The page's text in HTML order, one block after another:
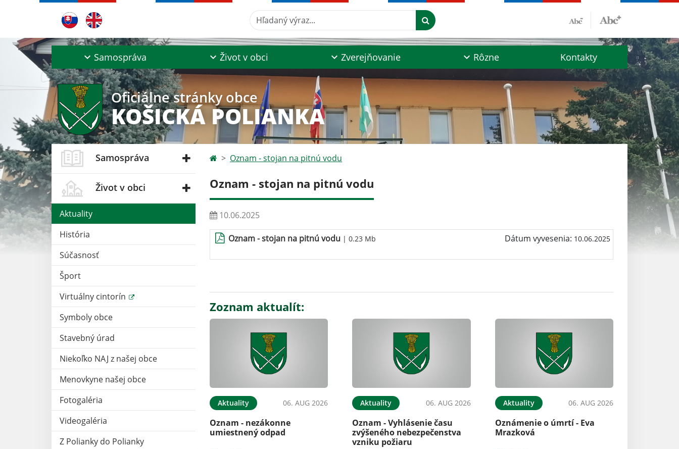
Hľadaný výraz...
Samospráva Život v obci Zverejňovanie Rôzne Kontakty
Oficiálne stránky obce
KOŠICKÁ POLIANKA
Samospráva
Život v obci
Aktuality
História
Súčasnosť
Šport
Virtuálny cintorín
Symboly obce
Stavebný úrad
Niekoľko NAJ z našej obce
Menovkyne našej obce
Fotogaléria
Videogaléria
Z Polianky do Polianky
Oznam - stojan na pitnú vodu
Oznam - stojan na pitnú vodu
10.06.2025
Oznam - stojan na pitnú vodu | 0.23 Mb Dátum vyvesenia: 10.06.2025
Zoznam aktualít:
Aktuality 06. AUG 2026
Oznam - nezákonne
umiestnený odpad
Aktuality 06. AUG 2026
Oznam - Vyhlásenie času
zvýšeného nebezpečenstva
vzniku požiaru
Aktuality 06. AUG 2026
Oznámenie o úmrtí - Eva
Mrazková